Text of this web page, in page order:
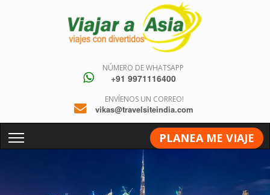
NÚMERO DE WHATSAPP
+91 9971116400
ENVÍENOS UN CORREO!
vikas@travelsiteindia.com
PLANEA ME VIAJE